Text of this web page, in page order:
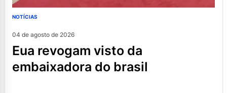
NOTÍCIAS
04 de agosto de 2026
eua revogam visto da
embaixadora do brasil